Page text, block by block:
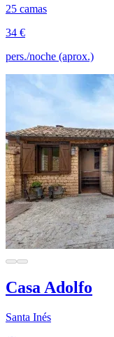
25 camas
34 €
pers./noche (aprox.)
Casa Adolfo
Santa Inés